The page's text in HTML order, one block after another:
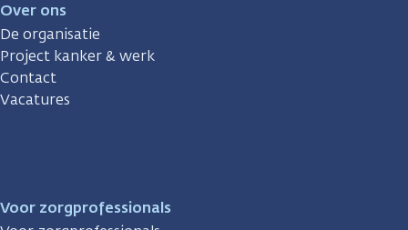
Over ons
De organisatie
Project kanker & werk
Contact
Vacatures
Voor zorgprofessionals